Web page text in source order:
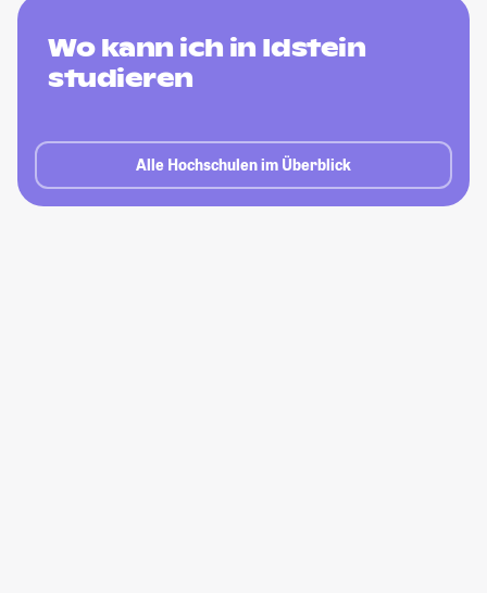
Wo kann ich in Idstein
studieren
Alle Hochschulen im Überblick